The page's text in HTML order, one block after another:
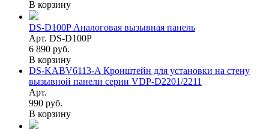
В корзину
DS-D100P Аналоговая вызывная панель
Арт. DS-D100P
6 890 руб.
В корзину
DS-KABV6113-A Кронштейн для установки на стену
вызывной панели серии VDP-D2201/2211
Арт.
990 руб.
В корзину